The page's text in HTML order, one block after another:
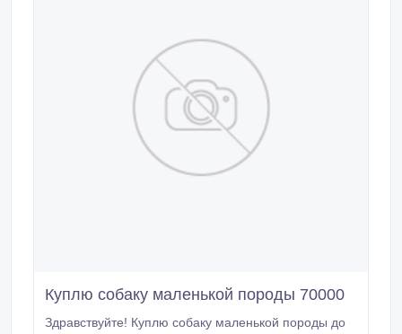
Куплю собаку маленькой породы 70000
Здравствуйте! Куплю собаку маленькой породы до